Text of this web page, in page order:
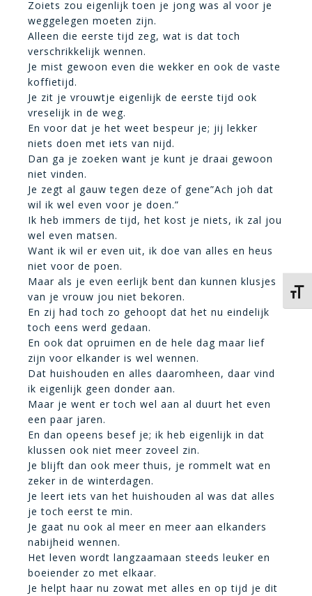
Zoiets zou eigenlijk toen je jong was al voor je
weggelegen moeten zijn.
Alleen die eerste tijd zeg, wat is dat toch
verschrikkelijk wennen.
Je mist gewoon even die wekker en ook de vaste
koffietijd.
Je zit je vrouwtje eigenlijk de eerste tijd ook
vreselijk in de weg.
En voor dat je het weet bespeur je; jij lekker
niets doen met iets van nijd.
Dan ga je zoeken want je kunt je draai gewoon
niet vinden.
Je zegt al gauw tegen deze of gene”Ach joh dat
wil ik wel even voor je doen.”
Ik heb immers de tijd, het kost je niets, ik zal jou
wel even matsen.
Want ik wil er even uit, ik doe van alles en heus
niet voor de poen.
Maar als je even eerlijk bent dan kunnen klusjes
van je vrouw jou niet bekoren.
En zij had toch zo gehoopt dat het nu eindelijk
toch eens werd gedaan.
En ook dat opruimen en de hele dag maar lief
zijn voor elkander is wel wennen.
Dat huishouden en alles daaromheen, daar vind
ik eigenlijk geen donder aan.
Maar je went er toch wel aan al duurt het even
een paar jaren.
En dan opeens besef je; ik heb eigenlijk in dat
klussen ook niet meer zoveel zin.
Je blijft dan ook meer thuis, je rommelt wat en
zeker in de winterdagen.
Je leert iets van het huishouden al was dat alles
je toch eerst te min.
Je gaat nu ook al meer en meer aan elkanders
nabijheid wennen.
Het leven wordt langzaamaan steeds leuker en
boeiender zo met elkaar.
Je helpt haar nu zowat met alles en op tijd je dit